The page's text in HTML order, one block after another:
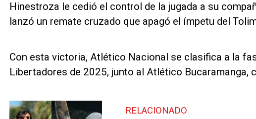
Hinestroza le cedió el control de la jugada a su
lanzó un remate cruzado que apagó el ímpetu del
Con esta victoria, Atlético Nacional se clasifica a la
Libertadores de 2025, junto al Atlético Bucaramanga,
RELACIONADO